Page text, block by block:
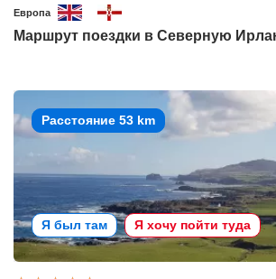
Европа
Маршрут поездки в Северную
Расстояние 53 km
Я был там Я хочу пойти туда